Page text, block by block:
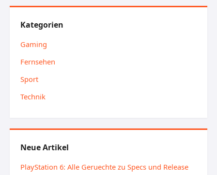
Kategorien
Gaming
Fernsehen
Sport
Technik
Neue Artikel
PlayStation 6: Alle Geruechte zu Specs und Release